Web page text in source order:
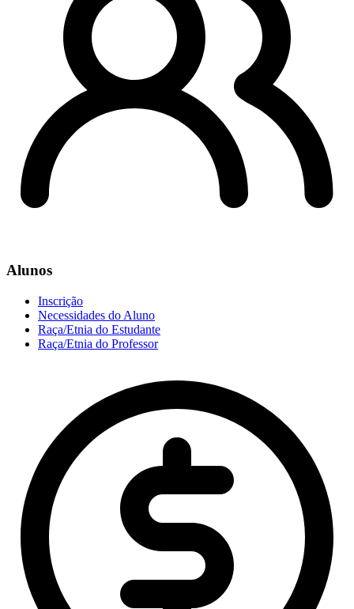
Alunos
Inscrição
Necessidades do Aluno
Raça/Etnia do Estudante
Raça/Etnia do Professor